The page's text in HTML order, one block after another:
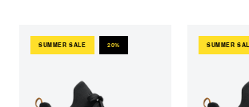
SUMMER SALE 20%
Raven Nubuck S-E15 Vibram | Black
SUMMER
Raven